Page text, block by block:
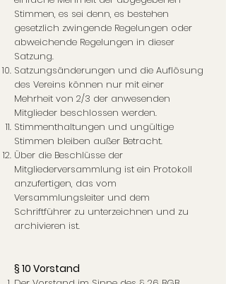
Stimmen, es sei denn, es bestehen
gesetzlich zwingende Regelungen oder
abweichende Regelungen in dieser
Satzung.
Satzungsänderungen und die Auflösung
des Vereins können nur mit einer
Mehrheit von 2/3 der anwesenden
Mitglieder beschlossen werden.
Stimmenthaltungen und ungültige
Stimmen bleiben außer Betracht.
Über die Beschlüsse der
Mitgliederversammlung ist ein Protokoll
anzufertigen, das vom
Versammlungsleiter und dem
Schriftführer zu unterzeichnen und zu
archivieren ist.
§ 10 Vorstand